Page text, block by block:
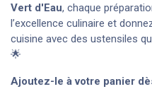
Vert d'Eau, chaque
l’excellence culinaire et
cuisine avec des ustensiles
🌟
Ajoutez-le à votre panier